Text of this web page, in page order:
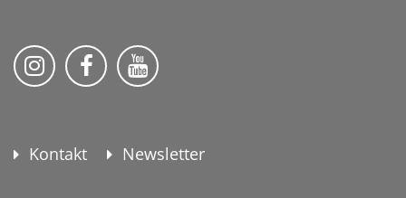
KEB Bildung Leben auf Instagram
KEB Bildung Leben auf Facebook
KEB Bildung Leben auf
Kontakt Newsletter